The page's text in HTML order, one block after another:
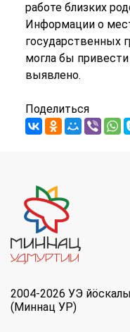
работе близких
Информации о
государственных
могла бы
выявлено.
Поделиться
2004-2026 УЭ
(Миннац УР)